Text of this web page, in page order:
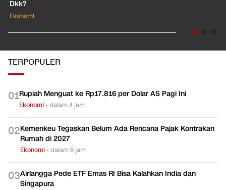
Dkk?
Ekonomi
TERPOPULER
01Rupiah Menguat ke Rp17.816 per Dolar AS Pagi Ini
Ekonomi •dalam 4 jam
02Kemenkeu Tegaskan Belum Ada Rencana Pajak Kontrakan
Rumah di 2027
Ekonomi •dalam 6 jam
03Airlangga Pede ETF Emas RI Bisa Kalahkan India dan
Singapura